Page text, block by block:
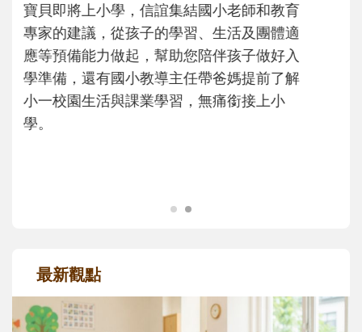
沒有人天生就擅長當爸爸！男人總是在一次
次「前所未有」的體驗中，跟著孩子一起長
大。從給予安全感的肢體遊戲，到獨立自
主、角色認同及解決問題的能力養成。爸爸
正嘗試用不同的模樣，參與孩子每個重要的
最新觀點